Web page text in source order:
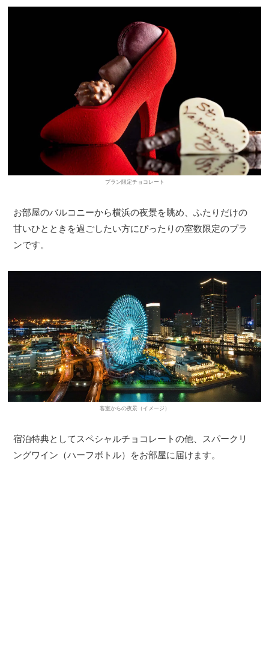
プラン限定チョコレート
お部屋のバルコニーから横浜の夜景を眺め、ふたりだけの
甘いひとときを過ごしたい方にぴったりの室数限定のプラ
ンです。
客室からの夜景（イメージ）
宿泊特典としてスペシャルチョコレートの他、スパークリ
ングワイン（ハーフボトル）をお部屋に届けます。